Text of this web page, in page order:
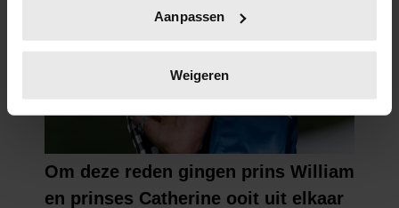
scannen op specifieke eigenschappen (fingerprinting)
verwerkt en stel uw voorkeuren in het
intrekken in de Cookieverklaring.
We gebruiken cookies om content en advertenties te
personaliseren, om functies voor social media te bieden
en om ons websiteverkeer te analyseren. Ook delen we
Aanpassen
Weigeren